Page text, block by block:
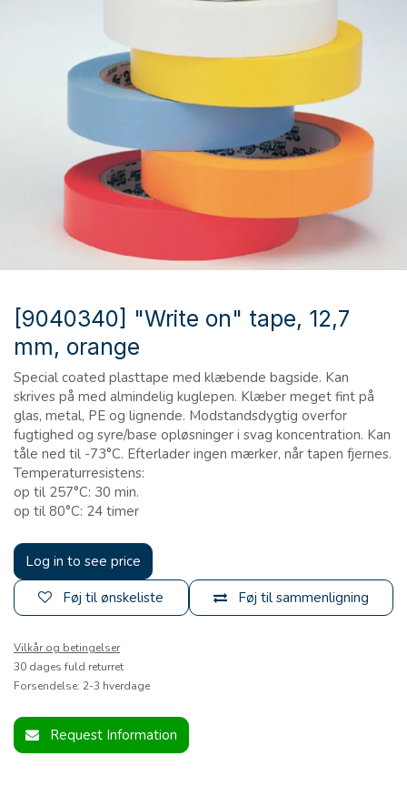
[9040340] "Write on" tape, 12,7
mm, orange
Special coated plasttape med klæbende bagside. Kan
skrives på med almindelig kuglepen. Klæber meget fint på
glas, metal, PE og lignende. Modstandsdygtig overfor
fugtighed og syre/base opløsninger i svag koncentration. Kan
tåle ned til -73°C. Efterlader ingen mærker, når tapen fjernes.
Temperaturresistens:
op til 257°C: 30 min.
op til 80°C: 24 timer
Log in to see price
Føj til sammenligning
Føj til ønskeliste
Vilkår og betingelser
30 dages fuld returret
Forsendelse: 2-3 hverdage
Request Information